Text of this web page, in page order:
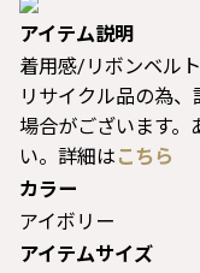
アイテム説明
着用感/リボンベル
リサイクル品の為
場合がございます。
い。詳細は こちら
カラー
アイボリー
アイテムサイズ